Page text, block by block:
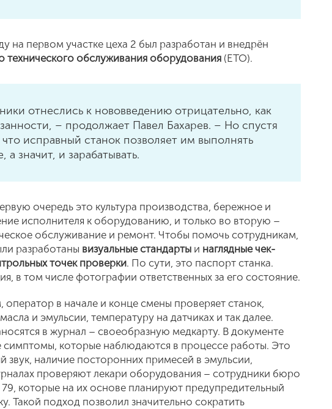
на первом участке цеха 2 был разработан и внедрён
технического обслуживания оборудования (ЕТО).
отнеслись к нововведению отрицательно, как
– продолжает Павел Бахарев. – Но спустя
исправный станок позволяет им выполнять
а значит, и зарабатывать.
очередь это культура производства, бережное и
исполнителя к оборудованию, и только во вторую –
обслуживание и ремонт. Чтобы помочь сотрудникам,
разработаны визуальные стандарты и наглядные чек-
точек проверки. По сути, это паспорт станка.
в том числе фотографии ответственных за его состояние.
оператор в начале и конце смены проверяет станок,
и эмульсии, температуру на датчиках и так далее.
в журнал – своеобразную медкарту. В документе
симптомы, которые наблюдаются в процессе работы. Это
звук, наличие посторонних примесей в эмульсии,
проверяют лекари оборудования – сотрудники бюро
которые на их основе планируют предупредительный
Такой подход позволил значительно сократить